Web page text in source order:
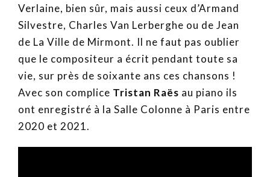
Verlaine, bien sûr, mais aussi ceux d’Armand
Silvestre, Charles Van Lerberghe ou de Jean
de La Ville de Mirmont. Il ne faut pas oublier
que le compositeur a écrit pendant toute sa
vie, sur près de soixante ans ces chansons !
Avec son complice Tristan Raës au piano ils
ont enregistré à la Salle Colonne à Paris entre
2020 et 2021.